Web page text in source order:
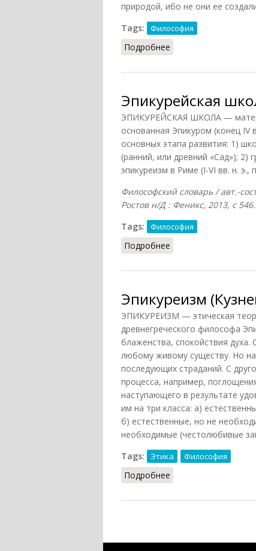
природой, ибо не они ее
Tags:
Философия
Подробнее
Эпикурейская
ЭПИКУРЕЙСКАЯ ШКОЛА —
основанная Эпикуром (конец
основных этапа развития: 1)
(ранний, или древний «Сад»); 2)
эпикуреизм в Риме (I-VI вв. н. э.,
Философский словарь / авт.-
Ростов н/Д : Феникс, 2013, с 546.
Tags:
Философия
Подробнее
Эпикуреизм
ЭПИКУРЕИЗМ — этическая
древнегреческого философа
блаженства, спокойствия
любому живому существу. Но
последующих страданий. С
процесса, например,
наступающего в результате
им на три класса: а)
б) естественные, но не
необходимые (честолюбивые
Tags:
Этика Философия
Подробнее